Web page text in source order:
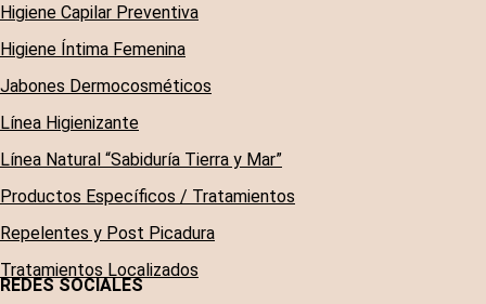
Higiene Capilar Preventiva
Higiene Íntima Femenina
Jabones Dermocosméticos
Línea Higienizante
Línea Natural “Sabiduría Tierra y Mar”
Productos Específicos / Tratamientos
Repelentes y Post Picadura
Tratamientos Localizados
REDES SOCIALES